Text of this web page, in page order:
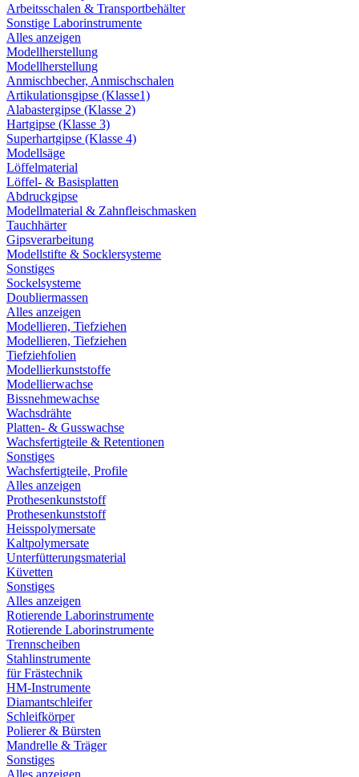
Arbeitsschalen & Transportbehälter
Sonstige Laborinstrumente
Alles anzeigen
Modellherstellung
Modellherstellung
Anmischbecher, Anmischschalen
Artikulationsgipse (Klasse1)
Alabastergipse (Klasse 2)
Hartgipse (Klasse 3)
Superhartgipse (Klasse 4)
Modellsäge
Löffelmaterial
Löffel- & Basisplatten
Abdruckgipse
Modellmaterial & Zahnfleischmasken
Tauchhärter
Gipsverarbeitung
Modellstifte & Socklersysteme
Sonstiges
Sockelsysteme
Doubliermassen
Alles anzeigen
Modellieren, Tiefziehen
Modellieren, Tiefziehen
Tiefziehfolien
Modellierkunststoffe
Modellierwachse
Bissnehmewachse
Wachsdrähte
Platten- & Gusswachse
Wachsfertigteile & Retentionen
Sonstiges
Wachsfertigteile, Profile
Alles anzeigen
Prothesenkunststoff
Prothesenkunststoff
Heisspolymersate
Kaltpolymersate
Unterfütterungsmaterial
Küvetten
Sonstiges
Alles anzeigen
Rotierende Laborinstrumente
Rotierende Laborinstrumente
Trennscheiben
Stahlinstrumente
für Frästechnik
HM-Instrumente
Diamantschleifer
Schleifkörper
Polierer & Bürsten
Mandrelle & Träger
Sonstiges
Alles anzeigen